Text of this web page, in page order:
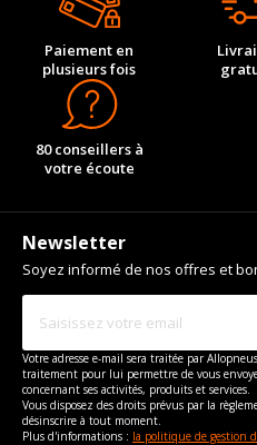
Paiement en
plusieurs fois
80 conseillers à
votre écoute
Newsletter
Soyez informé de nos offres et
Votre adresse e-mail sera traitée par
traitement pour lui permettre de vous
concernant ses activités, produits et services.
Vous disposez des droits prévus par la
désinscrire à tout moment.
Plus d'informations : la politique de gestion